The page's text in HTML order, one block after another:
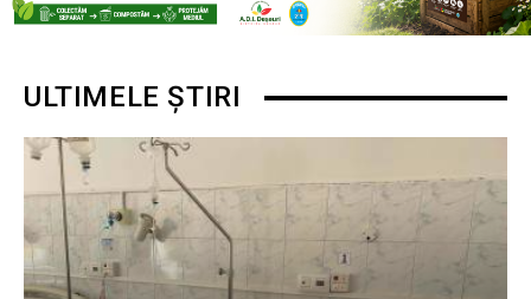
ULTIMELE ȘTIRI